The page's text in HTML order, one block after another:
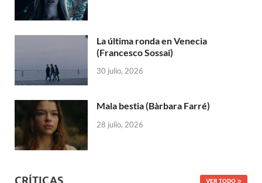
La última ronda en Venecia
(Francesco Sossai)
30 julio, 2026
Mala bestia (Bàrbara Farré)
28 julio, 2026
CRÍTICAS VER TODO